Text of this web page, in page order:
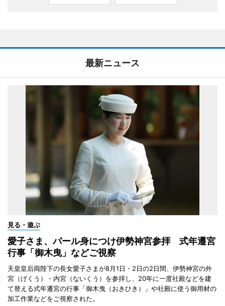
最新ニュース
見る・遊ぶ
愛子さま、パール身につけ伊勢神宮参拝 式年遷宮
行事「御木曳」などご視察
天皇皇后両陛下の長女愛子さまが8月1日・2日の2日間、伊勢神宮の外
宮（げくう）・内宮（ないくう）を参拝し、20年に一度社殿などを建
て替える式年遷宮の行事「御木曳（おきひき）」や社殿に使う御用材の
加工作業などをご視察された。